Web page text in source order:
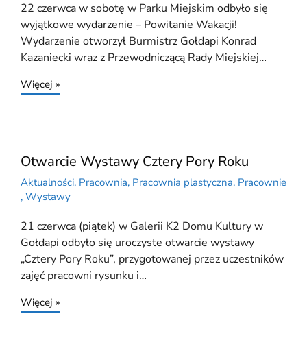
22 czerwca w sobotę w Parku Miejskim odbyło się
wyjątkowe wydarzenie – Powitanie Wakacji!
Wydarzenie otworzył Burmistrz Gołdapi Konrad
Kazaniecki wraz z Przewodniczącą Rady Miejskiej…
Więcej »
Otwarcie Wystawy Cztery Pory Roku
Aktualności, Pracownia, Pracownia plastyczna, Pracownie
, Wystawy
21 czerwca (piątek) w Galerii K2 Domu Kultury w
Gołdapi odbyło się uroczyste otwarcie wystawy
„Cztery Pory Roku”, przygotowanej przez uczestników
zajęć pracowni rysunku i…
Więcej »